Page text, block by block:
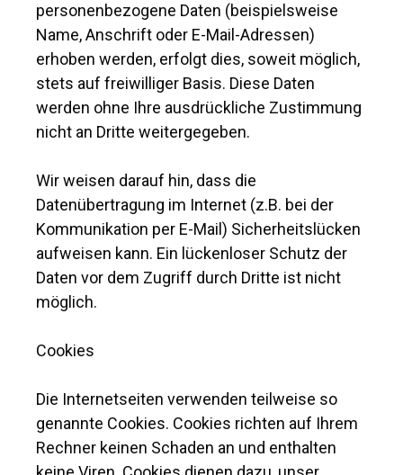
personenbezogene Daten (beispielsweise
Name, Anschrift oder E-Mail-Adressen)
erhoben werden, erfolgt dies, soweit möglich,
stets auf freiwilliger Basis. Diese Daten
werden ohne Ihre ausdrückliche Zustimmung
nicht an Dritte weitergegeben.
Wir weisen darauf hin, dass die
Datenübertragung im Internet (z.B. bei der
Kommunikation per E-Mail) Sicherheitslücken
aufweisen kann. Ein lückenloser Schutz der
Daten vor dem Zugriff durch Dritte ist nicht
möglich.
Cookies
Die Internetseiten verwenden teilweise so
genannte Cookies. Cookies richten auf Ihrem
Rechner keinen Schaden an und enthalten